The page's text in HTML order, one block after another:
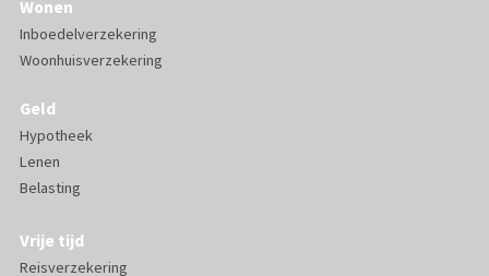
Wonen
Inboedelverzekering
Woonhuisverzekering
Geld
Hypotheek
Lenen
Belasting
Vrije tijd
Reisverzekering